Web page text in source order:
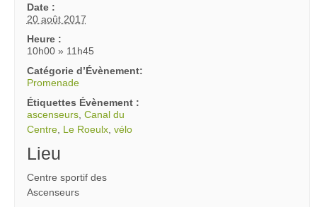
Date :
20 août 2017
Heure :
10h00 » 11h45
Catégorie d’Évènement:
Promenade
Étiquettes Évènement :
ascenseurs, Canal du
Centre, Le Roeulx, vélo
Lieu
Centre sportif des
Ascenseurs